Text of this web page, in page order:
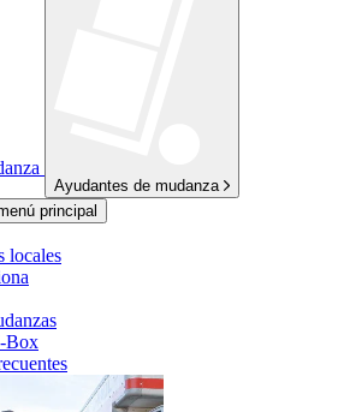
Ayudantes de mudanza
principal
locales
Box